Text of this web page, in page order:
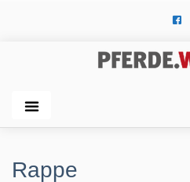
Rappe